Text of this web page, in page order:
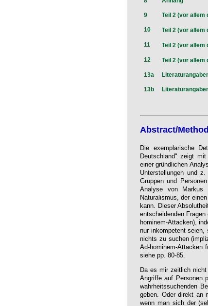
9 Teil 2 (vor
10 Teil 2 (vor
11 Teil 2 (vor
12 Teil 2 (vor
13a
13b
Abstract/Method
Die exemplarische
Deutschland" zeigt
einer gründlichen
Unterstellungen und
Gruppen und
Analyse von Markus
Naturalismus, der
kann. Dieser
entscheidenden
hominem-Attacken),
nur inkompetent seien,
nichts zu suchen
Ad-hominem-Attacken
siehe pp. 80-85.
Da es mir zeitlich
Angriffe auf Personen
wahrheitssuchenden
geben. Oder direkt an
wenn man sich der